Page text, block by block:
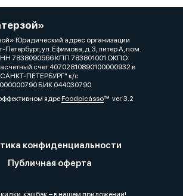
Юридический адрес организации
Петербург, ул. Ефимова, д. 3, литер А, пом.
7838090566 КПП 783801001 ОКПО
счет 40702810890100000932 в
ПЕТЕРБУРГ" к/с
БИК 044030790
ядреFoodpicássover. 3.2
конфиденциальности
Публичная оферта
кэшбэк − в нашем приложении!